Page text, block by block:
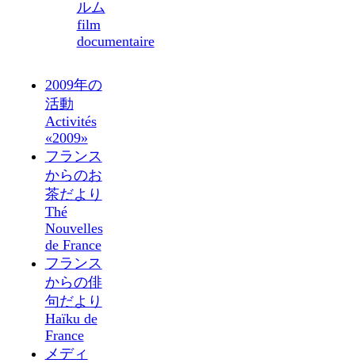
ルム
film
documentaire
2009年の
活動
Activités
«2009»
フランス
からのお
茶だより
Thé
Nouvelles
de France
フランス
からの俳
句だより
Haïku de
France
メディ